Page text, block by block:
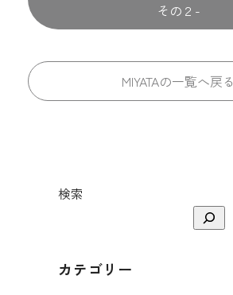
その２-
MIYATAの一覧へ戻る
検索
カテゴリー